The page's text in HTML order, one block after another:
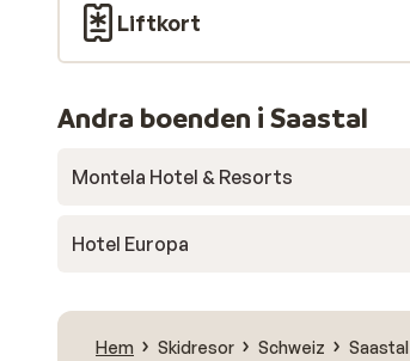
Liftkort
Andra boenden i Saastal
Montela Hotel & Resorts
Hotel Europa
Hem Skidresor Schweiz Saastal